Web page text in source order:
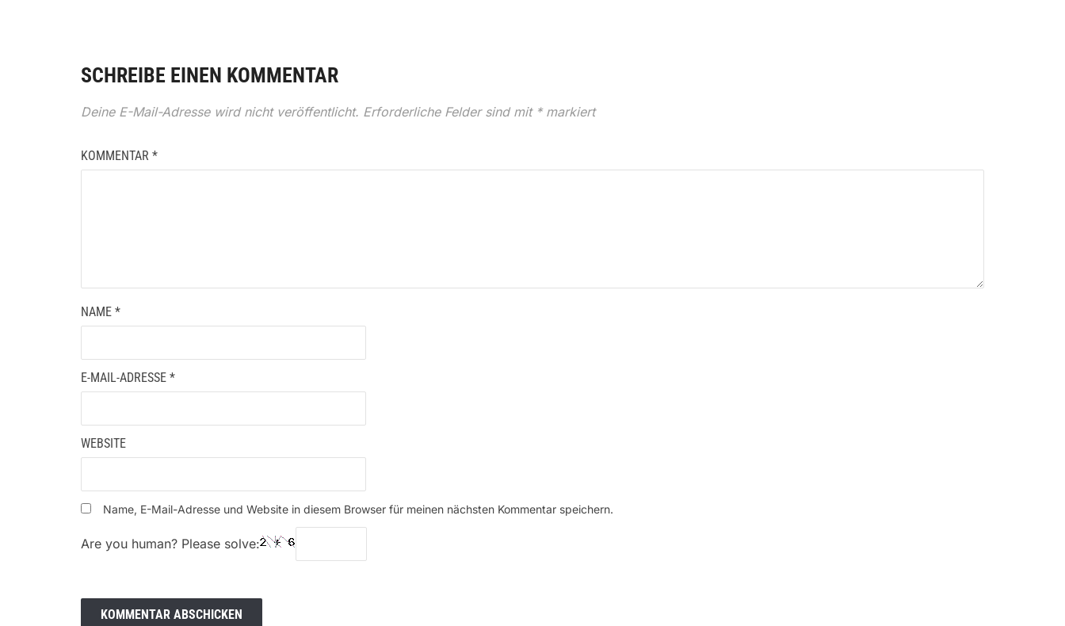
SCHREIBE EINEN KOMMENTAR
Deine E-Mail-Adresse wird nicht veröffentlicht. Erforderliche Felder sind mit *markiert
KOMMENTAR *
NAME *
E-MAIL-ADRESSE *
WEBSITE
Name, E-Mail-Adresse und Website in diesem Browser für meinen nächsten Kommentar speichern.
Are you human? Please solve: